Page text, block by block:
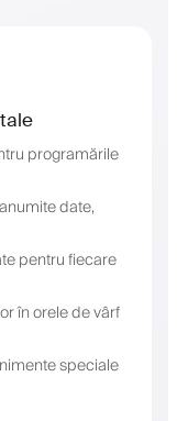
programările
date,
pentru fiecare
în orele de vârf
speciale